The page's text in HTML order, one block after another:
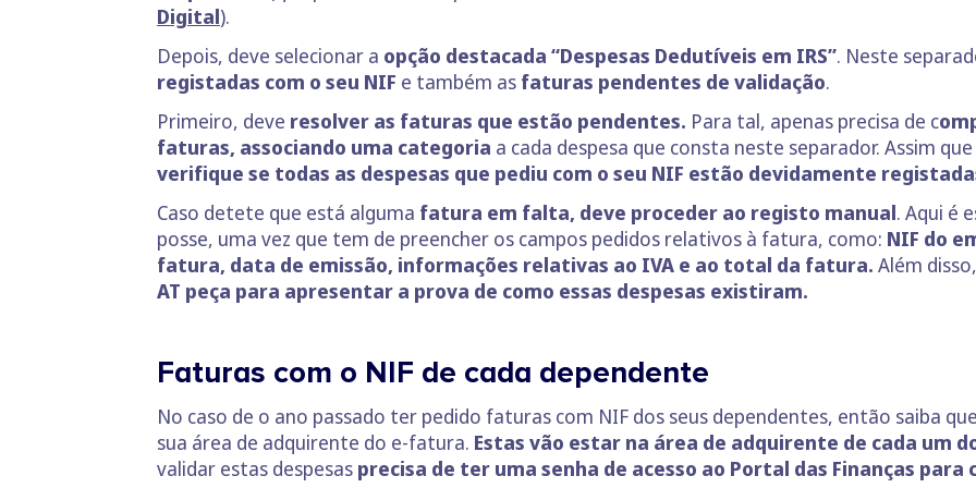
Digital).
Depois, deve selecionar a opção destacada “Despesas Dedutíveis em IRS”. Neste
registadas com o seu NIF e também as faturas pendentes de validação.
Primeiro, deve resolver as faturas que estão pendentes. Para tal, apenas precisa de c
faturas, associando uma categoria a cada despesa que consta neste separador. Assim
verifique se todas as despesas que pediu com o seu NIF estão devidamente
Caso detete que está alguma fatura em falta, deve proceder ao registo manual. Aqui é
posse, uma vez que tem de preencher os campos pedidos relativos à fatura, como: NIF do
fatura, data de emissão, informações relativas ao IVA e ao total da fatura. Além
AT peça para apresentar a prova de como essas despesas existiram.
Faturas com o NIF de cada dependente
No caso de o ano passado ter pedido faturas com NIF dos seus dependentes, então saiba
sua área de adquirente do e-fatura. Estas vão estar na área de adquirente de cada um
validar estas despesas precisa de ter uma senha de acesso ao Portal das Finanças para